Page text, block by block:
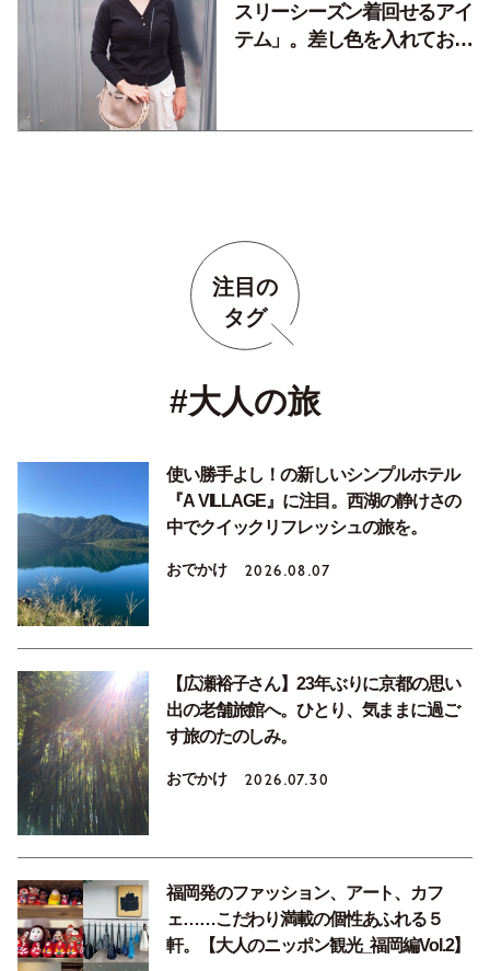
スリーシーズン着回せるアイ
テム」。差し色を入れておし
注目の
タグ
#大人の旅
使い勝手よし！の新しいシンプルホテル
『A VILLAGE』に注目。西湖の静けさの
中でクイックリフレッシュの旅を。
おでかけ 2026.08.07
【広瀬裕子さん】23年ぶりに京都の思い
出の老舗旅館へ。ひとり、気ままに過ご
す旅のたのしみ。
おでかけ 2026.07.30
福岡発のファッション、アート、カフ
ェ……こだわり満載の個性あふれる５
軒。【大人のニッポン観光_福岡編Vol.2】